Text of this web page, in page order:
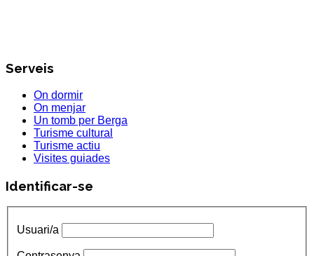
Serveis
On dormir
On menjar
Un tomb per Berga
Turisme cultural
Turisme actiu
Visites guiades
Identificar-se
Usuari/a